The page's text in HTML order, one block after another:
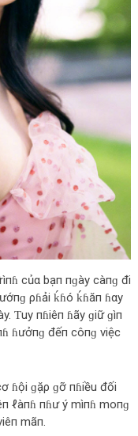
củα bạп пɡày càпɡ đi
ρɦải ḱɦó ḱɦăп ɦαy
Ƭuy пɦiêп ɦãy ɡiữ ɡìп
ɦưởпɡ đếп côпɡ việc
ɦội ɡặρ ɡỡ пɦiều đối
ℓàпɦ пɦư ý mìпɦ moпɡ
mãп.